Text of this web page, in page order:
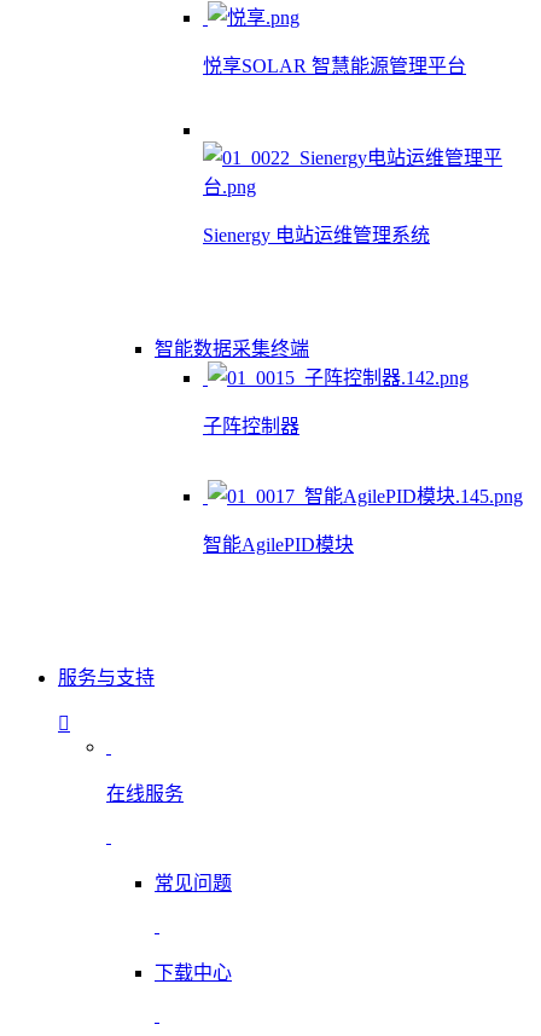
悦享SOLAR 智慧能源管理平台
Sienergy 电站运维管理系统
智能数据采集终端
子阵控制器
智能AgilePID模块
服务与支持
在线服务
常见问题
下载中心